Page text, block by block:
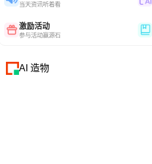
当天资讯听着看
激励活动
参与活动赢源石
AI 造物